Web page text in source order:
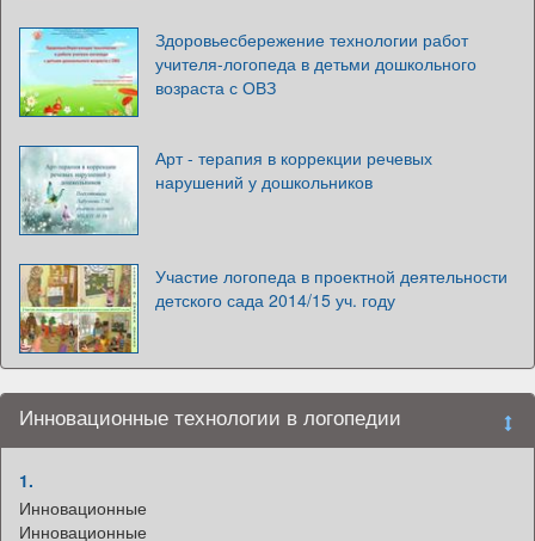
Здоровьесбережение технологии работ
учителя-логопеда в детьми дошкольного
возраста с ОВЗ
Арт - терапия в коррекции речевых
нарушений у дошкольников
Участие логопеда в проектной деятельности
детского сада 2014/15 уч. году
Инновационные технологии в логопедии
1.
Инновационные
Инновационные